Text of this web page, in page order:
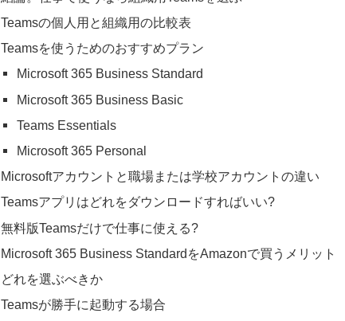
Teamsの個人用と組織用の比較表
Teamsを使うためのおすすめプラン
Microsoft 365 Business Standard
Microsoft 365 Business Basic
Teams Essentials
Microsoft 365 Personal
Microsoftアカウントと職場または学校アカウントの違い
Teamsアプリはどれをダウンロードすればいい?
無料版Teamsだけで仕事に使える?
Microsoft 365 Business StandardをAmazonで買うメリット
どれを選ぶべきか
Teamsが勝手に起動する場合